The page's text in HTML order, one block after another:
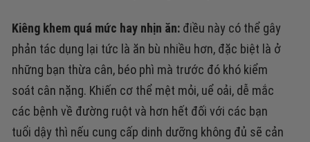
Kiêng khem quá mức hay nhịn ăn: điều này có thể gây
phản tác dụng lại tức là ăn bù nhiều hơn, đặc biệt là ở
những bạn thừa cân, béo phì mà trước đó khó kiểm
soát cân nặng. Khiến cơ thể mệt mỏi, uể oải, dễ mắc
các bệnh về đường ruột và hơn hết đối với các bạn
tuổi dậy thì nếu cung cấp dinh dưỡng không đủ sẽ cản